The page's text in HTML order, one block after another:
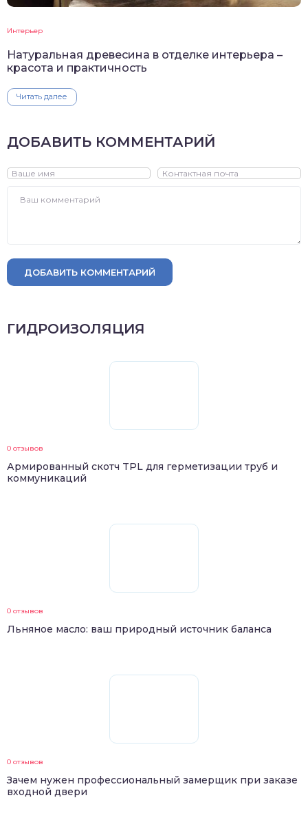
Интерьер
Натуральная древесина в отделке интерьера –
красота и практичность
Читать далее
ДОБАВИТЬ КОММЕНТАРИЙ
ДОБАВИТЬ КОММЕНТАРИЙ
ГИДРОИЗОЛЯЦИЯ
0 отзывов
Армированный скотч TPL для герметизации труб и
коммуникаций
0 отзывов
Льняное масло: ваш природный источник баланса
0 отзывов
Зачем нужен профессиональный замерщик при заказе
входной двери